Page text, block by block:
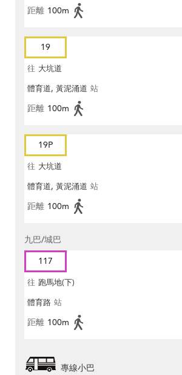
距離 100m
19
往 大坑道
體育道, 黃泥涌道 站
距離 100m
19P
往 大坑道
體育道, 黃泥涌道 站
距離 100m
九巴/城巴
117
往 跑馬地(下)
體育路 站
距離 100m
專線小巴